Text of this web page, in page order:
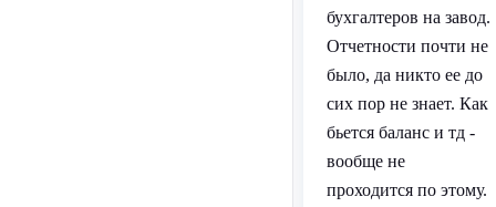
бухгалтеров на завод.
Отчетности почти не
было, да никто ее до
сих пор не знает. Как
бьется баланс и тд -
вообще не
проходится по этому.